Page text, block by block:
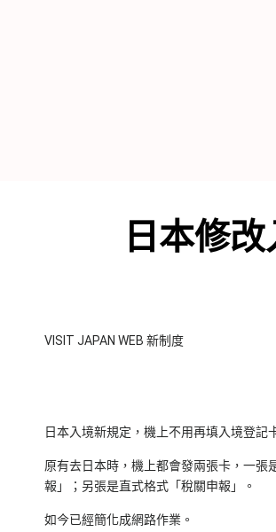
日本修
VISIT JAPAN WEB 新制度
日本入境新規定，機上不用再填入境登記
原有去日本時，機上都會發兩張卡，一張
報」；另張是直式格式「稅關申報」。
如今已經簡化成網路作業。